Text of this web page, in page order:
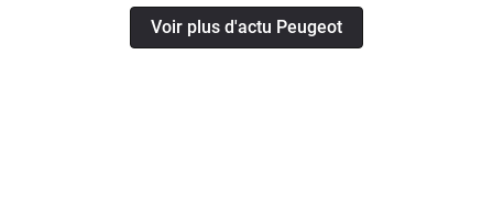
Voir plus d'actu Peugeot